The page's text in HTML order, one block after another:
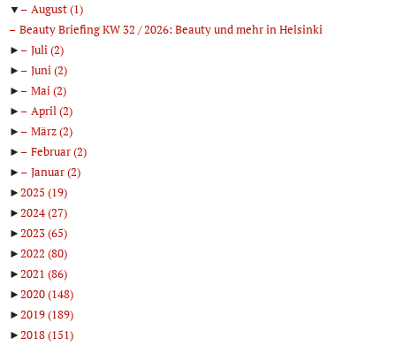
▼
August(1)
Beauty Briefing KW 32 / 2026: Beauty und mehr in Helsinki
►
Juli(2)
►
Juni(2)
►
Mai(2)
►
April(2)
►
März(2)
►
Februar(2)
►
Januar(2)
►2025 (19)
►2024(27)
►2023(65)
►2022 (80)
►2021 (86)
►2020(148)
►2019(189)
►2018(151)